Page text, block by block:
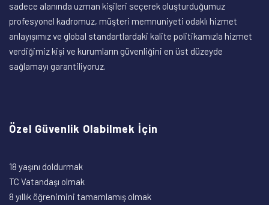
sadece alanında uzman kişileri seçerek oluşturduğumuz
profesyonel kadromuz, müşteri memnuniyeti odaklı hizmet
anlayışımız ve global standartlardaki kalite politikamızla hizmet
verdiğimiz kişi ve kurumların güvenliğini en üst düzeyde
sağlamayı garantiliyoruz.
Özel Güvenlik Olabilmek İçin
18 yaşını doldurmak
TC Vatandaşı olmak
8 yıllık öğrenimini tamamlamış olmak